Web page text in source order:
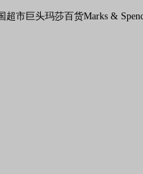
超市巨头玛莎百货Marks &